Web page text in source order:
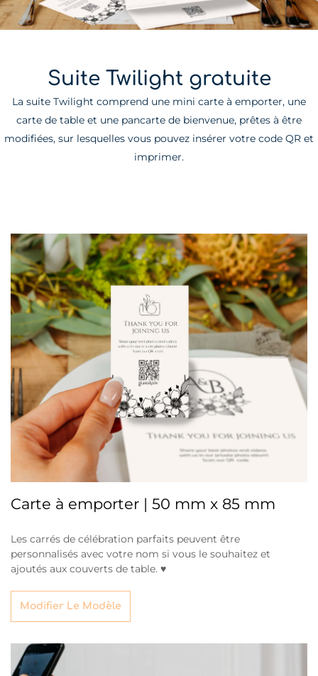
Suite Twilight gratuite
La suite Twilight comprend une mini carte à emporter, une
carte de table et une pancarte de bienvenue, prêtes à être
modifiées, sur lesquelles vous pouvez insérer votre code QR et
imprimer.
Carte à emporter | 50 mm x 85 mm
Les carrés de célébration parfaits peuvent être
personnalisés avec votre nom si vous le souhaitez et
ajoutés aux couverts de table. ♥
Modifier Le Modèle